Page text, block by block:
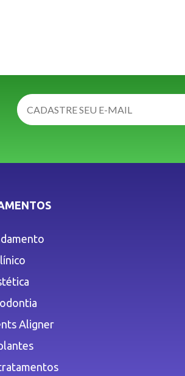
Aligner